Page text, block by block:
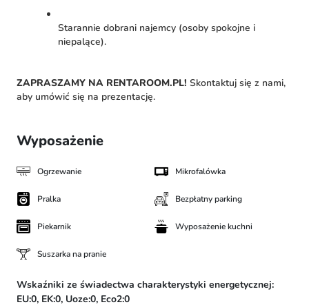
Starannie dobrani najemcy (osoby spokojne i
niepalące).
ZAPRASZAMY NA RENTAROOM.PL! Skontaktuj się z nami,
aby umówić się na prezentację.
Wyposażenie
Ogrzewanie Mikrofalówka
Pralka Bezpłatny parking
Piekarnik Wyposażenie kuchni
Suszarka na pranie
Wskaźniki ze świadectwa charakterystyki energetycznej:
EU:0, EK:0, Uoze:0, Eco2:0